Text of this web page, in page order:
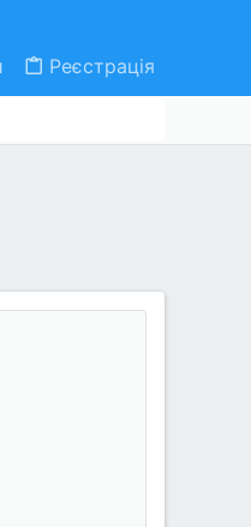
Реєстрація